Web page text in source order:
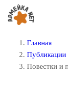
Главная
Публикации
Повестки и